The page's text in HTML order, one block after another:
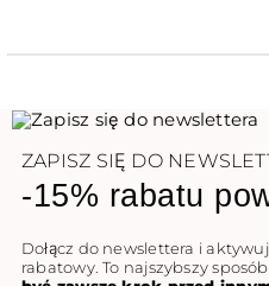
ZAPISZ SIĘ DO
-15% rabatu
Dołącz do newslettera i
rabatowy. To najszybszy